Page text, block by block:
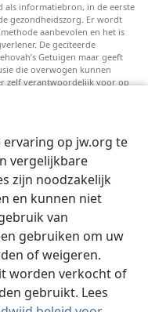
op jw.org te
vergelijkbare
zijn noodzakelijk
en kunnen niet
van
gebruiken om uw
of weigeren.
worden verkocht of
gebruikt. Lees
als informatiebron, in de eerste
gezondheidszorg. Er wordt
aanbevolen en het is
De geciteerde
Getuigen maar geeft
die overwogen kunnen
zelf verantwoordelijk voor op
die passen bij hun
wensen, normen en waarden
of behandelingen altijd
professional. Ga naar een
gebruiksvoorwaarden.